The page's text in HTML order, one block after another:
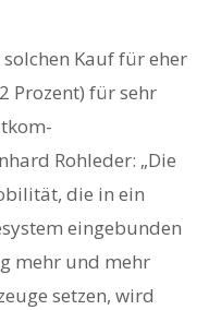
Kauf für eher
Prozent) für sehr
Rohleder: „Die
die in ein
eingebunden
mehr und mehr
setzen, wird